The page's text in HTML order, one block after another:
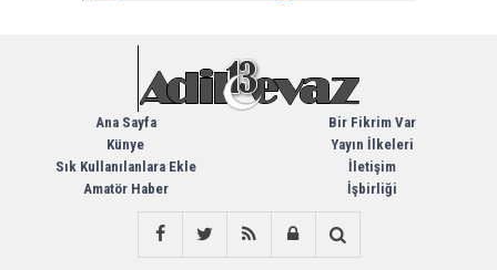
Ana Sayfa
Künye
Sık Kullanılanlara Ekle
Amatör Haber
Bir Fikrim Var
Yayın İlkeleri
İletişim
İşbirliği